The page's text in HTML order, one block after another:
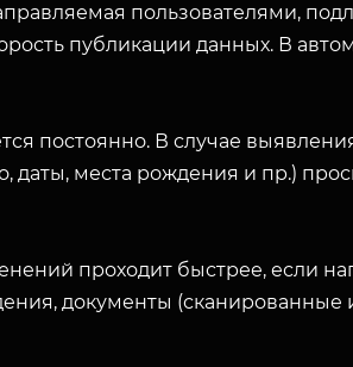
пользователями,
публикации данных. В
постоянно. В случае
даты, места рождения и пр.)
проходит быстрее, если
документы (сканированные